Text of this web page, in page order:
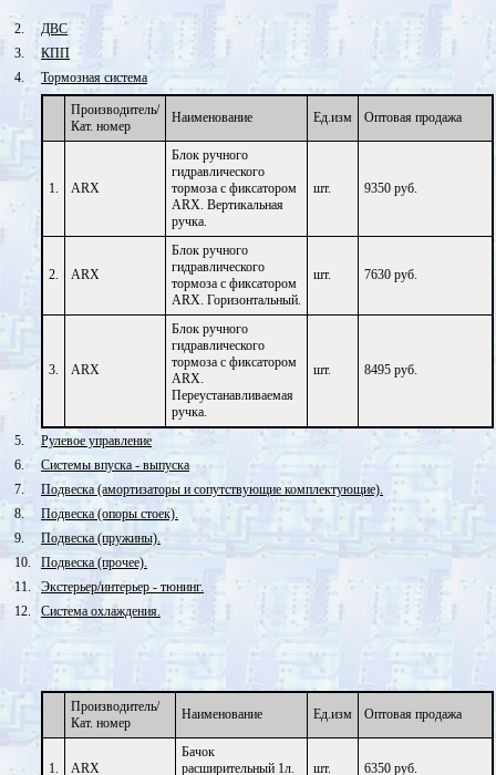
2.
ДВС
3.
КПП
4.
Тормозная система
Производитель/
Кат. номер
Наименование Ед.изм Оптовая продажа
1. ARX
Блок ручного
гидравлического
тормоза с фиксатором
ARX. Вертикальная
ручка.
шт. 9350 руб.
2. ARX
Блок ручного
гидравлического
тормоза с фиксатором
ARX. Горизонтальный.
шт. 7630 руб.
3. ARX
Блок ручного
гидравлического
тормоза с фиксатором
ARX.
Переустанавливаемая
ручка.
шт. 8495 руб.
5.
Рулевое управление
6.
Системы впуска - выпуска
7.
Подвеска (амортизаторы и сопутствующие комплектующие).
8.
Подвеска (опоры стоек).
9.
Подвеска (пружины).
10.
Подвеска (прочее).
11.
Экстерьер/интерьер - тюнинг.
12.
Система охлаждения.
Производитель/
Кат. номер
Наименование Ед.изм Оптовая продажа
1. ARX
Бачок
расширительный 1л.
шт. 6350 руб.